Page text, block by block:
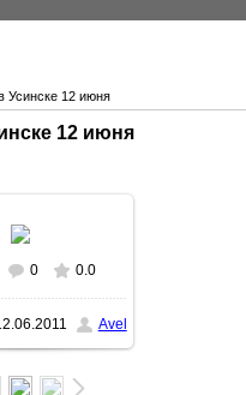
Усинске 12 июня
12 июня
0 0.0
Avel